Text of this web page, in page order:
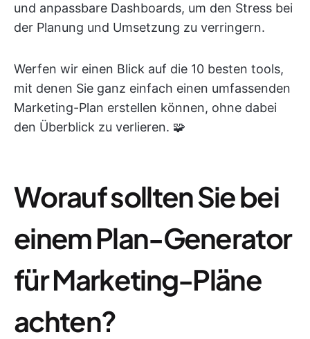
und anpassbare Dashboards, um den Stress bei
der Planung und Umsetzung zu verringern.
Werfen wir einen Blick auf die 10 besten tools,
mit denen Sie ganz einfach einen umfassenden
Marketing-Plan erstellen können, ohne dabei
den Überblick zu verlieren. 🧩
Worauf sollten Sie bei
einem Plan-Generator
für Marketing-Pläne
achten?